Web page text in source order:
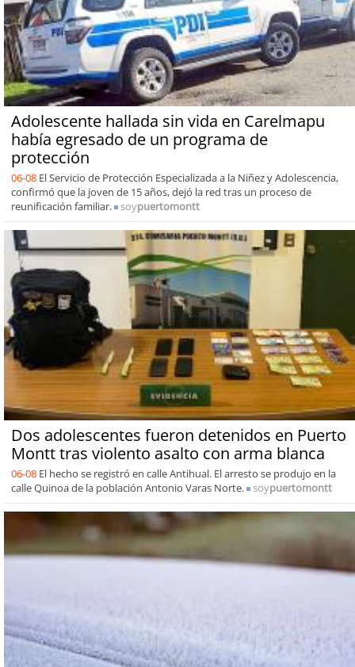
Adolescente hallada sin vida en Carelmapu
había egresado de un programa de
protección
06-08 El Servicio de Protección Especializada a la Niñez y Adolescencia,
confirmó que la joven de 15 años, dejó la red tras un proceso de
reunificación familiar.
soypuertomontt
Dos adolescentes fueron detenidos en Puerto
Montt tras violento asalto con arma blanca
06-08 El hecho se registró en calle Antihual. El arresto se produjo en la
calle Quinoa de la población Antonio Varas Norte.
soypuertomontt